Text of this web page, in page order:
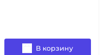
В корзину